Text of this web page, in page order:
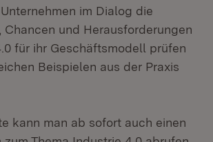
im Dialog die
Chancen und Herausforderungen
für ihr Geschäftsmodell prüfen
Beispielen aus der Praxis
kann man ab sofort auch einen